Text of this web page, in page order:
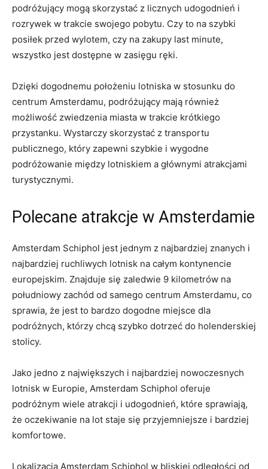
podróżujący mogą skorzystać z licznych udogodnień i
rozrywek w trakcie swojego pobytu. Czy to na szybki
posiłek ‌przed wylotem, czy‍ na zakupy last minute,
wszystko jest dostępne w‍ zasięgu ręki.
Dzięki dogodnemu ⁢położeniu lotniska⁣ w stosunku do
centrum Amsterdamu, podróżujący mają również
możliwość zwiedzenia miasta w ⁣trakcie krótkiego
przystanku. Wystarczy skorzystać z transportu
publicznego, który zapewni szybkie i wygodne
podróżowanie między‌ lotniskiem a głównymi atrakcjami
turystycznymi.
Polecane atrakcje w Amsterdamie
Amsterdam Schiphol jest jednym z najbardziej znanych​ i⁣
najbardziej ruchliwych‌ lotnisk na całym kontynencie
europejskim. Znajduje się zaledwie 9 kilometrów‍ na‌
południowy​ zachód od samego centrum Amsterdamu, co
⁣sprawia, że jest to bardzo dogodne miejsce ⁤dla
podróżnych, którzy chcą szybko​ dotrzeć do holenderskiej⁢
stolicy.
Jako jedno z największych i najbardziej nowoczesnych
lotnisk w‍ Europie, Amsterdam Schiphol oferuje
podróżnym wiele ⁣atrakcji i udogodnień, które ‍sprawiają,
że oczekiwanie na lot ‍staje‍ się przyjemniejsze i bardziej
komfortowe.
Lokalizacja Amsterdam Schiphol w bliskiej odległości​ od